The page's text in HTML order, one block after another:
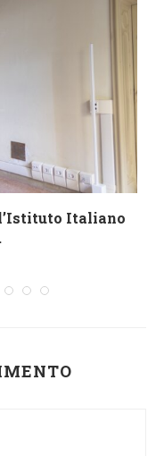
Italiano